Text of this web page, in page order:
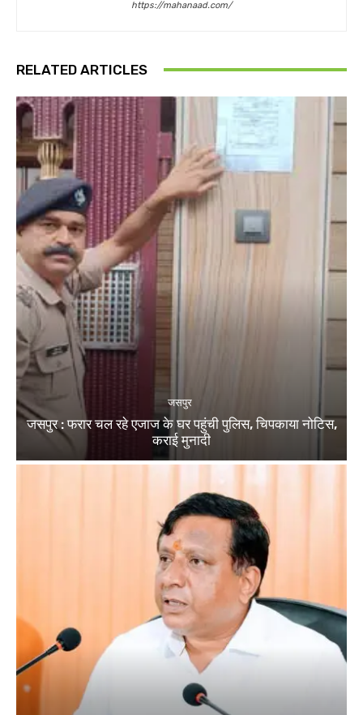
https://mahanaad.com/
RELATED ARTICLES
जसपुर
जसपुर : फरार चल रहे एजाज के घर पहुंची पुलिस, चिपकाया नोटिस,
कराई मुनादी